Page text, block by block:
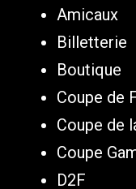
Amicaux
Billetterie
Boutique
Coupe de
Coupe de
Coupe
D2F